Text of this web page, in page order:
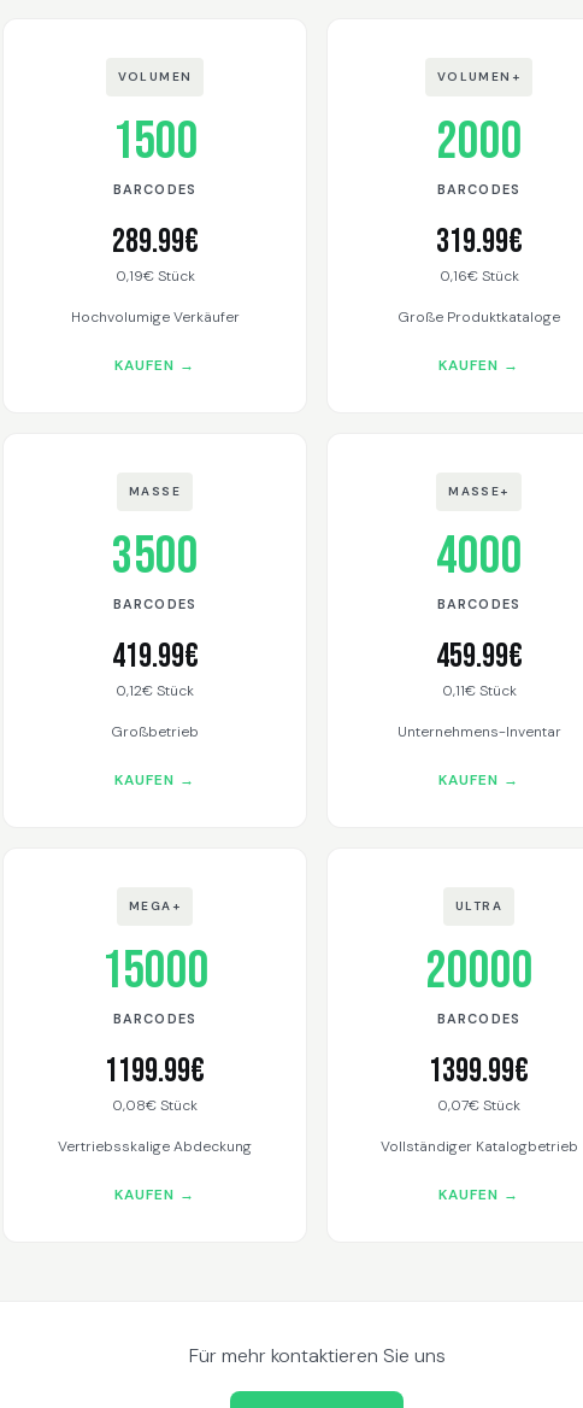
VOLUMEN
1500
BARCODES
289.99€
0,19€ Stück
Hochvolumige Verkäufer
KAUFEN →
VOLUMEN+
2000
BARCODES
319.99€
0,16€ Stück
Große Produktkataloge
KAUFEN →
MASSE
3500
BARCODES
419.99€
0,12€ Stück
Großbetrieb
KAUFEN →
MASSE+
4000
BARCODES
459.99€
0,11€ Stück
Unternehmens-Inventar
KAUFEN →
MEGA+
15000
BARCODES
1199.99€
0,08€ Stück
Vertriebsskalige Abdeckung
KAUFEN →
ULTRA
20000
BARCODES
1399.99€
0,07€ Stück
Vollständiger Katalogbetrieb
KAUFEN →
Für mehr kontaktieren Sie uns